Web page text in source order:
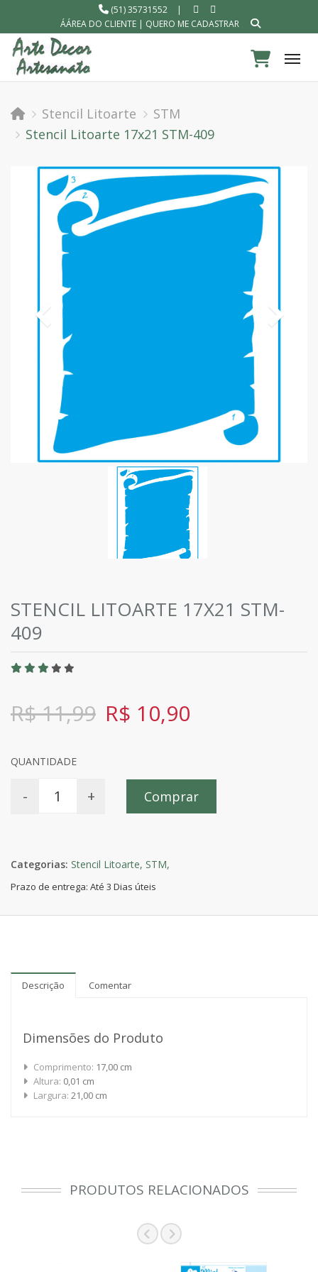
(51) 35731552
|
ÁÁREA DO CLIENTE| QUERO ME CADASTRAR
Stencil Litoarte
STM
Stencil Litoarte 17x21 STM-409
STENCIL LITOARTE 17X21 STM-
409
R$ 11,99 R$ 10,90
QUANTIDADE
- + Comprar
Categorias: Stencil Litoarte, STM,
Prazo de entrega: Até 3 Dias úteis
Descrição Comentar
Dimensões do Produto
Comprimento: 17,00 cm
Altura: 0,01 cm
Largura: 21,00 cm
PRODUTOS RELACIONADOS